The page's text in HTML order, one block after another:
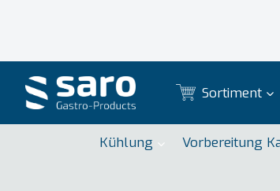
Sortiment
Kühlung Vorbereitung